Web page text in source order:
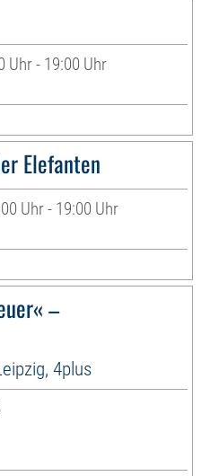
Uhr - 19:00 Uhr
Elefanten
Uhr - 19:00 Uhr
–
4plus